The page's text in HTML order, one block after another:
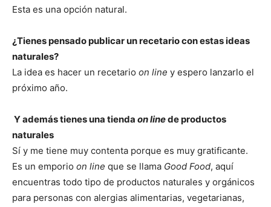
Esta es una opción natural.
¿Tienes pensado publicar un recetario con estas ideas
naturales?
La idea es hacer un recetario on line y espero lanzarlo el
próximo año.
Y además tienes una tienda on linede productos
naturales
Sí y me tiene muy contenta porque es muy gratificante.
Es un emporio on line que se llama Good Food, aquí
encuentras todo tipo de productos naturales y orgánicos
para personas con alergias alimentarias, vegetarianas,